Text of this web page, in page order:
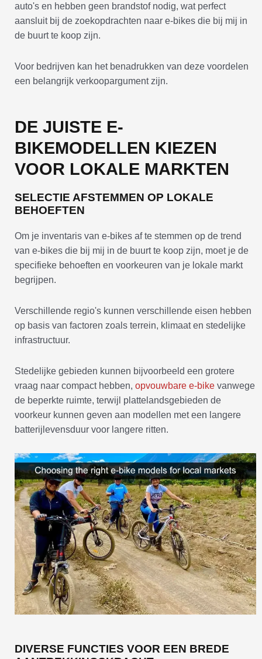
auto's en hebben geen brandstof nodig, wat perfect
aansluit bij de zoekopdrachten naar e-bikes die bij mij in
de buurt te koop zijn.
Voor bedrijven kan het benadrukken van deze voordelen
een belangrijk verkoopargument zijn.
DE JUISTE E-
BIKEMODELLEN KIEZEN
VOOR LOKALE MARKTEN
SELECTIE AFSTEMMEN OP LOKALE
BEHOEFTEN
Om je inventaris van e-bikes af te stemmen op de trend
van e-bikes die bij mij in de buurt te koop zijn, moet je de
specifieke behoeften en voorkeuren van je lokale markt
begrijpen.
Verschillende regio's kunnen verschillende eisen hebben
op basis van factoren zoals terrein, klimaat en stedelijke
infrastructuur.
Stedelijke gebieden kunnen bijvoorbeeld een grotere
vraag naar compact hebben, opvouwbare e-bike vanwege
de beperkte ruimte, terwijl plattelandsgebieden de
voorkeur kunnen geven aan modellen met een langere
batterijlevensduur voor langere ritten.
DIVERSE FUNCTIES VOOR EEN BREDE